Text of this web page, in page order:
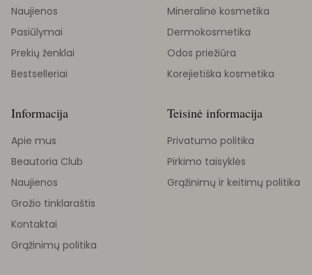
Naujienos
Pasiūlymai
Prekių ženklai
Bestselleriai
Mineralinė kosmetika
Dermokosmetika
Odos priežiūra
Korejietiška kosmetika
Informacija
Apie mus
Beautoria Club
Naujienos
Grožio tinklaraštis
Kontaktai
Grąžinimų politika
Teisinė informacija
Privatumo politika
Pirkimo taisyklės
Grąžinimų ir keitimų politika